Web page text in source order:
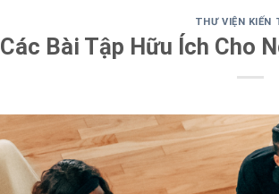
THƯ VIỆN KIẾN
Các Bài Tập Hữu Ích Cho